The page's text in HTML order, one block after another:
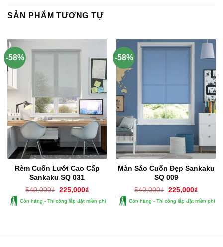
SẢN PHẨM TƯƠNG TỰ
-58%
Rèm Cuốn Lưới Cao Cấp
Sankaku SQ 031
540,000₫ Giá
là:
225,000₫Giá
tại
Còn hàng - Thi công lắp đặt miền phí
-58%
Màn Sáo Cuốn Đẹp Sankaku
SQ 009
540,000₫ Giá
là:
225,000₫Giá
tại
Còn hàng - Thi công lắp đặt miền phí